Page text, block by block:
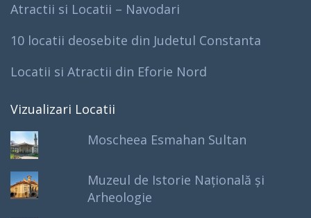
Atractii si Locatii – Navodari
10 locatii deosebite din Judetul Constanta
Locatii si Atractii din Eforie Nord
Vizualizari Locatii
Moscheea Esmahan Sultan
Muzeul de Istorie Națională și
Arheologie